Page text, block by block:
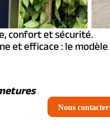
confort et sécurité.
et efficace : le modèle
Nous contacter